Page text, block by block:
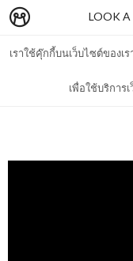
เราใช้คุ๊กกี้บนเว็บไซต์ของ
เพื่อใช้บริการ
LOOK A
กร